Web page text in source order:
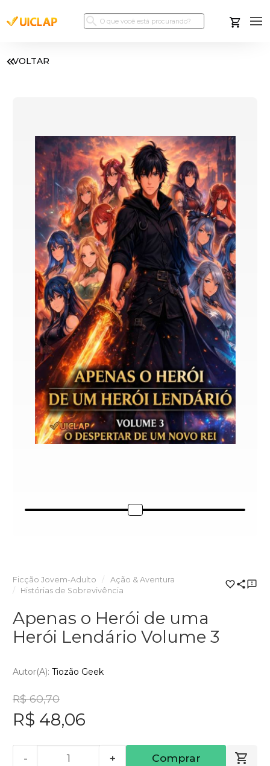
VOLTAR
Ficção Jovem-Adulto
Ação & Aventura
Histórias de Sobrevivência
Apenas o Herói de uma
Herói Lendário Volume 3
Autor(a): Tiozão Geek
R$ 60,70
R$ 48,06
- + Comprar